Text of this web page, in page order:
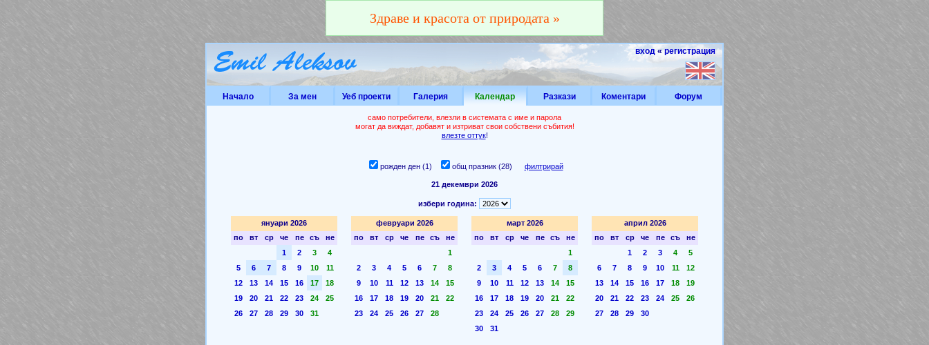
Здраве и красота от природата »
вход « регистрация
Начало За мен Уеб проекти Галерия Календар Разкази Коментари Форум
само потребители, влезли в системата с име и парола
могат да виждат, добавят и изтриват свои собствени събития!
влезте оттук!
рожден ден (1) общ празник (28) филтрирай
21 декември 2026
избери година:
януари 2026
по
вт ср че пе съ
не
1
2 3
4
5
6 7 8 9 10
11
12
13 14 15 16 17
18
19
20 21 22 23 24
25
26
27 28 29 30 31
февруари 2026
по
вт ср че пе съ
не
1
2
3 4 5 6 7
8
9
10 11 12 13 14
15
16
17 18 19 20 21
22
23
24 25 26 27 28
март 2026
по
вт ср че пе съ
не
1
2
3 4 5 6 7
8
9
10 11 12 13 14
15
16
17 18 19 20 21
22
23
24 25 26 27 28
29
30
31
април 2026
по
вт ср че пе съ
не
1
2 3 4
5
6
7 8 9 10 11
12
13
14 15 16 17 18
19
20
21 22 23 24 25
26
27
28 29 30